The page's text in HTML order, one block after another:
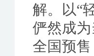
解。以“
俨然成
全国预